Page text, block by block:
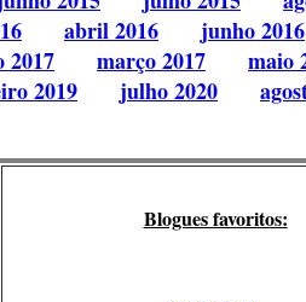
abril 2016 junho 2016
2017 março 2017 maio
2019 julho 2020
Blogues favoritos: